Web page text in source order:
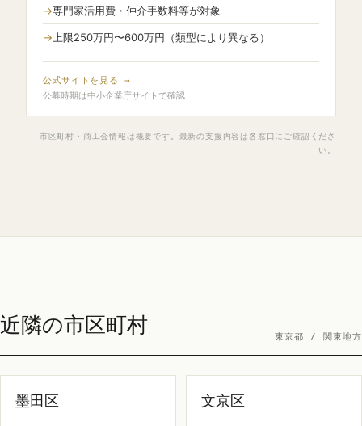
専門家活用費・仲介手数料等が対象
上限250万円〜600万円（類型により異なる）
公式サイトを見る →
公募時期は中小企業庁サイトで確認
市区町村・商工会情報は概要です。最新の支援内容は各窓口にご確認くださ
い。
近隣の市区町村 東京都 / 関東地方
墨田区 文京区